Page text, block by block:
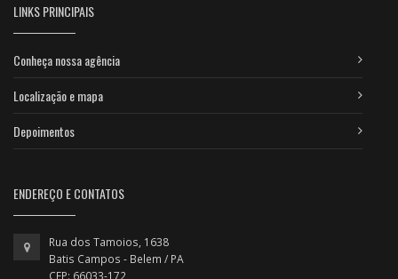
LINKS PRINCIPAIS
Conheça nossa agência
Localização e mapa
Depoimentos
ENDEREÇO E CONTATOS
Rua dos Tamoios, 1638
Batis Campos - Belem / PA
CEP: 66033-172